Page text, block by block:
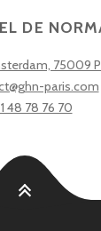
DE
75009
paris.com
48 78 76 70